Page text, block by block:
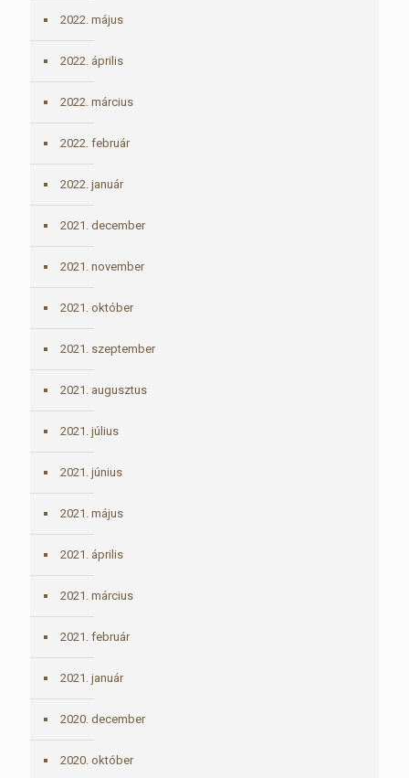
2022. május
2022. április
2022. március
2022. február
2022. január
2021. december
2021. november
2021. október
2021. szeptember
2021. augusztus
2021. július
2021. június
2021. május
2021. április
2021. március
2021. február
2021. január
2020. december
2020. október